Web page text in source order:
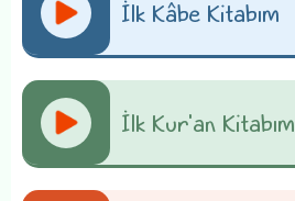
İlk Kâbe Kitabım
İlk Kur'an Kitabım